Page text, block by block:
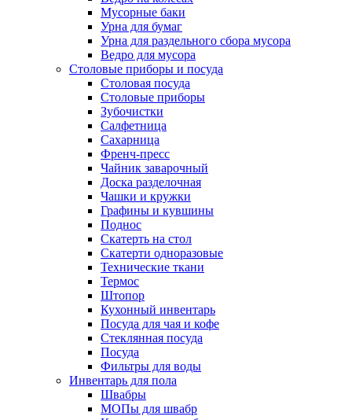
Мусорные баки
Урна для бумаг
Урна для раздельного сбора мусора
Ведро для мусора
Столовые приборы и посуда
Столовая посуда
Столовые приборы
Зубочистки
Салфетница
Сахарница
Френч-пресс
Чайник заварочный
Доска разделочная
Чашки и кружки
Графины и кувшины
Поднос
Скатерть на стол
Скатерти одноразовые
Технические ткани
Термос
Штопор
Кухонный инвентарь
Посуда для чая и кофе
Стеклянная посуда
Посуда
Фильтры для воды
Инвентарь для пола
Швабры
МОПы для швабр